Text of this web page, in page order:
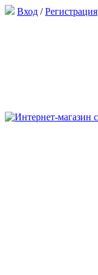
Вход /Регистрация